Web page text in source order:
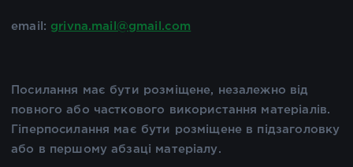
email: grivna.mail@gmail.com
Посилання має бути розміщене, незалежно від
повного або часткового використання матеріалів.
Гіперпосилання має бути розміщене в підзаголовку
або в першому абзаці матеріалу.